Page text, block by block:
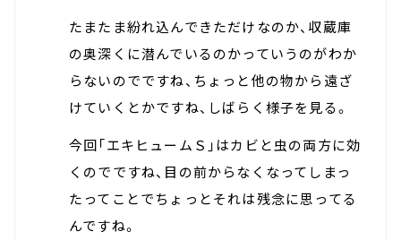
たまたま紛れ込んできただけなのか、収蔵庫
の奥深くに潜んでいるのかっていうのがわか
らないのでですね、ちょっと他の物から遠ざ
けていくとかですね、しばらく様子を見る。
今回「エキヒュームＳ」はカビと虫の両方に効
くのでですね、目の前からなくなってしまっ
たってことでちょっとそれは残念に思ってる
んですね。